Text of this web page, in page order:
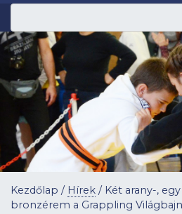
Kezdőlap / Hírek / Két arany-,
bronzérem a Grappling